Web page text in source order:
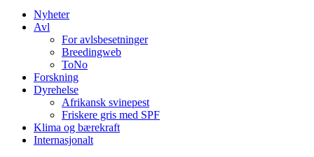
Nyheter
Avl
For avlsbesetninger
Breedingweb
ToNo
Forskning
Dyrehelse
Afrikansk svinepest
Friskere gris med SPF
Klima og bærekraft
Internasjonalt